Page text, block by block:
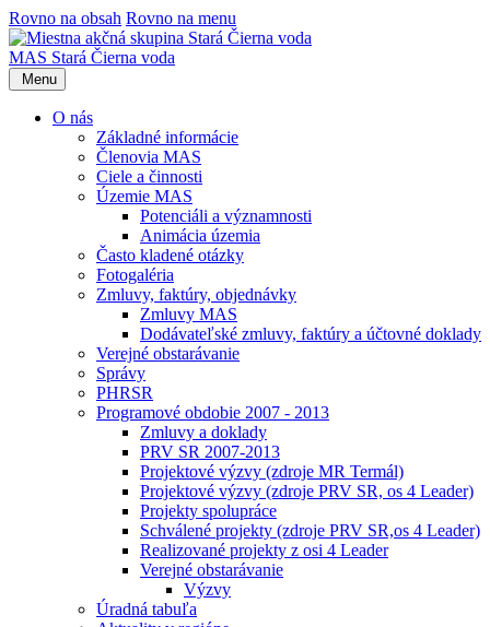
Rovno na obsah Rovno na menu
MAS Stará Čierna voda
Menu
O nás
Základné informácie
Členovia MAS
Ciele a činnosti
Územie MAS
Potenciáli a významnosti
Animácia územia
Často kladené otázky
Fotogaléria
Zmluvy, faktúry, objednávky
Zmluvy MAS
Dodávateľské zmluvy, faktúry a účtovné doklady
Verejné obstarávanie
Správy
PHRSR
Programové obdobie 2007 - 2013
Zmluvy a doklady
PRV SR 2007-2013
Projektové výzvy (zdroje MR Termál)
Projektové výzvy (zdroje PRV SR, os 4 Leader)
Projekty spolupráce
Schválené projekty (zdroje PRV SR,os 4 Leader)
Realizované projekty z osi 4 Leader
Verejné obstarávanie
Výzvy
Úradná tabuľa